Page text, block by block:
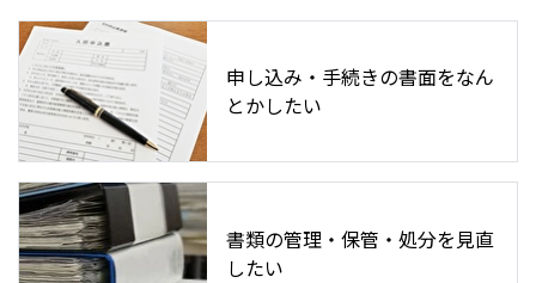
申し込み・手続きの書面をなん
とかしたい
書類の管理・保管・処分を見直
したい